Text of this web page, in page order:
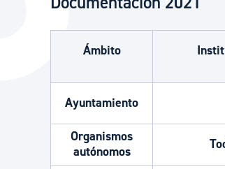
La ciudad
La ciudad ahora
Ámbito
Ayuntamiento
Organismos
autónomos